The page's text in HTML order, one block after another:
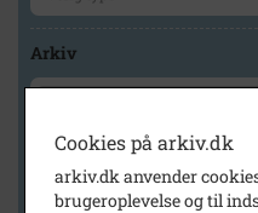
Arkiv
Geografi
Cookies på arkiv.dk
arkiv.dk anvender
brugeroplevelse og til